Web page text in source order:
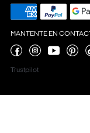
MANTENTE EN
Trustpilot